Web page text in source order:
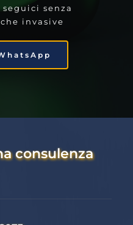
senza
invasive
consulenza